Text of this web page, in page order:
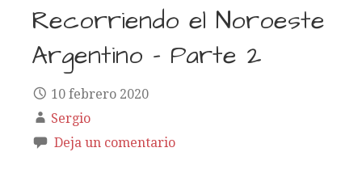
Recorriendo el Noroeste
Argentino – Parte 2
10 febrero 2020
Sergio
Deja un comentario